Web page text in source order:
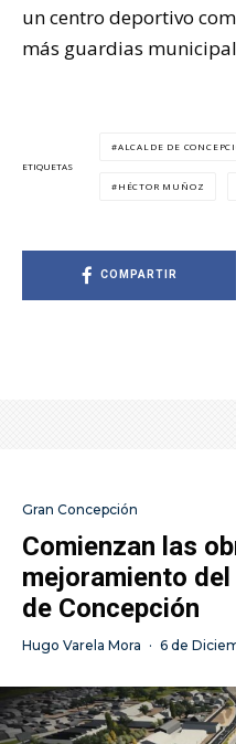
un centro deportivo
más guardias
ETIQUETAS
ALCALDE DE
HÉCTOR MUÑOZ
COMPARTIR
Gran Concepción
Comienzan las
mejoramiento
de Concepción
Hugo Varela Mora · 6 de